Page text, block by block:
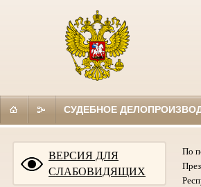
СУДЕБНОЕ
ВЕРСИЯ ДЛЯ
СЛАБОВИДЯЩИХ
По